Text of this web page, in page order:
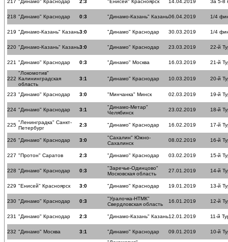
217 "Динамо" Краснодар 2:3 "Енисей" Красноярск 14.04.2019 За 5-8
218 "Динамо" Краснодар 0:3 "Динамо-Казань" Казань06.04.2019 1/4
219 "Динамо-Казань" Казань3:0 "Динамо" Краснодар 30.03.2019 1/4
220 "Динамо-Казань" Казань3:0 "Динамо" Краснодар 23.03.2019 22-й
221 "Динамо" Краснодар 0:3 "Динамо" Москва 16.03.2019 21-й
222
"Локомотив"
Калининградская
область
3:1 "Динамо" Краснодар 10.03.2019 20-й
223 "Динамо" Краснодар 3:0 "Минчанка" Минск 02.03.2019 19-й
224 "Динамо" Краснодар 3:1
"Динамо-Метар"
Челябинск
23.02.2019 18-й
225 "Ленинградка" Санкт-
Петербург
2:3 "Динамо" Краснодар 16.02.2019 17-й
226 "Динамо" Краснодар 3:0
"Сахалин" Южно-
Сахалинск
08.02.2019 16-й
227 "Протон" Саратов 2:3 "Динамо" Краснодар 03.02.2019 15-й
228 "Динамо" Краснодар 0:3
"Заречье-Одинцово"
Московская область
27.01.2019 14-й
229 "Енисей" Красноярск 3:0 "Динамо" Краснодар 19.01.2019 13-й
230 "Динамо" Краснодар 0:3
"Уралочка-НТМК"
Свердловская область
16.01.2019 12-й
231 "Динамо" Краснодар 2:3 "Динамо-Казань" Казань12.01.2019 11-й
232 "Динамо" Москва 3:1 "Динамо" Краснодар 09.01.2019 10-й